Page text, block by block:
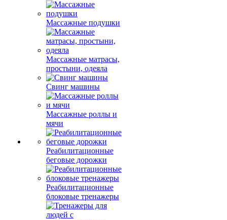
Массажные подушки
Массажные матрасы,
простыни, одеяла
Свинг машины
Массажные роллы и
мячи
Реабилитационные
беговые дорожки
Реабилитационные
блоковые тренажеры